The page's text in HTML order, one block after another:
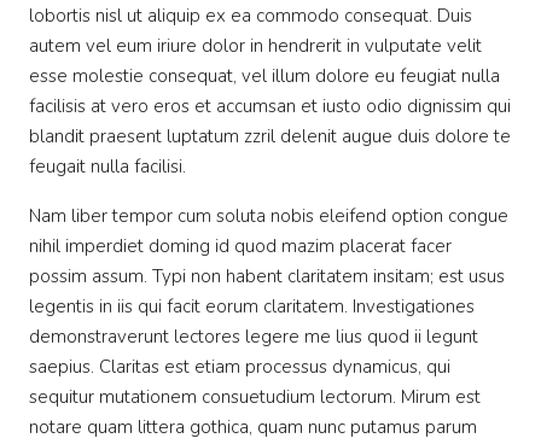
lobortis nisl ut aliquip ex ea commodo consequat. Duis
autem vel eum iriure dolor in hendrerit in vulputate velit
esse molestie consequat, vel illum dolore eu feugiat nulla
facilisis at vero eros et accumsan et iusto odio dignissim qui
blandit praesent luptatum zzril delenit augue duis dolore te
feugait nulla facilisi.
Nam liber tempor cum soluta nobis eleifend option congue
nihil imperdiet doming id quod mazim placerat facer
possim assum. Typi non habent claritatem insitam; est usus
legentis in iis qui facit eorum claritatem. Investigationes
demonstraverunt lectores legere me lius quod ii legunt
saepius. Claritas est etiam processus dynamicus, qui
sequitur mutationem consuetudium lectorum. Mirum est
notare quam littera gothica, quam nunc putamus parum